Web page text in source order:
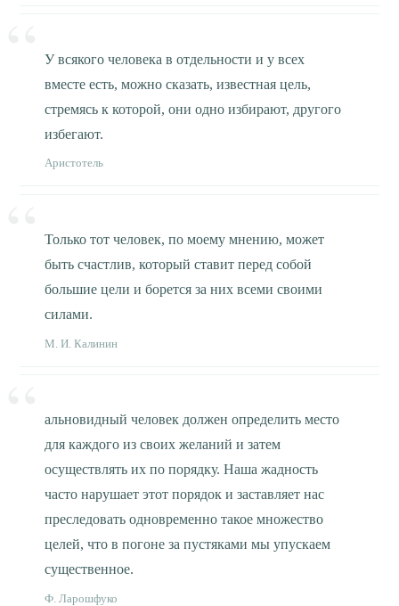
У всякого человека в отдельности и у всех
вместе есть, можно сказать, известная цель,
стремясь к которой, они одно избирают, другого
избегают.
Аристотель
Только тот человек, по моему мнению, может
быть счастлив, который ставит перед собой
большие цели и борется за них всеми своими
силами.
М. И. Калинин
альновидный человек должен определить место
для каждого из своих желаний и затем
осуществлять их по порядку. Наша жадность
часто нарушает этот порядок и заставляет нас
преследовать одновременно такое множество
целей, что в погоне за пустяками мы упускаем
существенное.
Ф. Ларошфуко